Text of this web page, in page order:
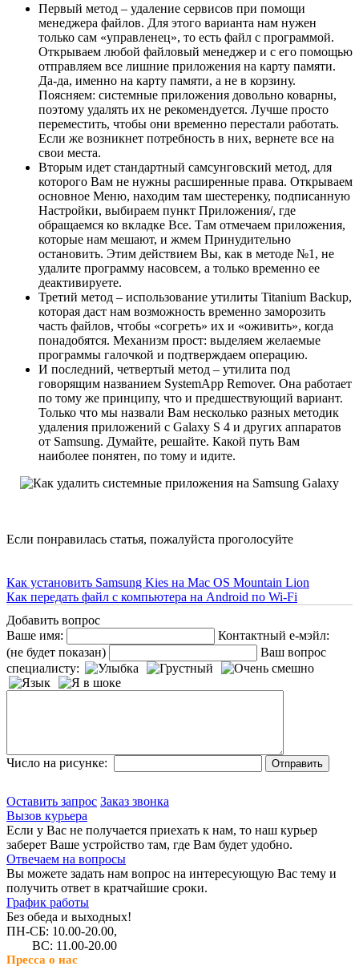
Первый метод – удаление сервисов при помощи
менеджера файлов. Для этого варианта нам нужен
только сам «управленец», то есть файл с программой.
Открываем любой файловый менеджер и с его помощью
отправляем все лишние приложения на карту памяти.
Да-да, именно на карту памяти, а не в корзину.
Поясняем: системные приложения довольно коварны,
поэтому удалять их не рекомендуется. Лучше просто
переместить, чтобы они временно перестали работать.
Если же возникнет потребность в них, вернете все на
свои места.
Вторым идет стандартный самсунговский метод, для
которого Вам не нужны расширенные права. Открываем
основное Меню, находим там шестеренку, подписанную
Настройки, выбираем пункт Приложения/, где
обращаемся ко вкладке Все. Там отмечаем приложения,
которые нам мешают, и жмем Принудительно
остановить. Этим действием Вы, как в методе №1, не
удалите программу насовсем, а только временно ее
деактивируете.
Третий метод – использование утилиты Titanium Backup,
которая даст нам возможность временно заморозить
часть файлов, чтобы «согреть» их и «оживить», когда
понадобятся. Механизм прост: выделяем желаемые
программы галочкой и подтверждаем операцию.
И последний, четвертый метод – утилита под
говорящим названием SystemApp Remover. Она работает
по тому же принципу, что и предшествующий вариант.
Только что мы назвали Вам несколько разных методик
удаления приложений с Galaxy S 4 и других аппаратов
от Samsung. Думайте, решайте. Какой путь Вам
наиболее понятен, по тому и идите.
Если понравилась статья, пожалуйста проголосуйте
Как установить Samsung Kies на Mac OS Mountain Lion
Как передать файл с компьютера на Android по Wi-Fi
Добавить вопрос
Ваше имя:
Контактный е-мэйл:
(не будет показан)
Ваш вопрос
специалисту:
Число на рисунке:
Оставить запрос Заказ звонка
Вызов курьера
Если у Вас не получается приехать к нам, то наш курьер
заберет Ваше устройство там, где Вам будет удобно.
Отвечаем на вопросы
Вы можете задать нам вопрос на интересующую Вас тему и
получить ответ в кратчайшие сроки.
График работы
Без обеда и выходных!
ПН-СБ: 10.00-20.00,
ВС: 11.00-20.00
Пресса о нас